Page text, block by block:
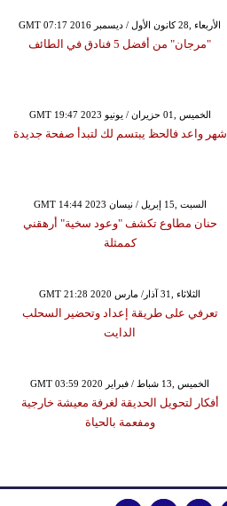
GMT 07:17 2016 الأربعاء ,28 كانون الأول / ديسمبر
"مرجان" من أفضل 5 فنادق في الطائف
GMT 19:47 2023 الخميس ,01 حزيران / يونيو
شهر واعد فالحظ يبتسم لك لتبدأ صفحة جديدة
GMT 14:44 2023 السبت ,15 إبريل / نيسان
حنان مطاوع تكشف "وعود سخية" أرهقني
كممثلة
GMT 21:28 2020 الثلاثاء ,31 آذار/ مارس
تعرفي على طريقة إعداد وتحضير السحلب
الدايت
GMT 03:59 2020 الخميس ,13 شباط / فبراير
أفكار لتحويل الحديقة لغرفة معيشة خارجية
ومفعمة بالحياة